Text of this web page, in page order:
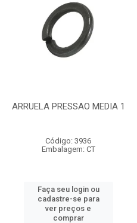
ARRUELA PRESSAO MEDIA 1
Código: 3936
Embalagem: CT
Faça seu login ou
cadastre-se para
ver preços e
comprar